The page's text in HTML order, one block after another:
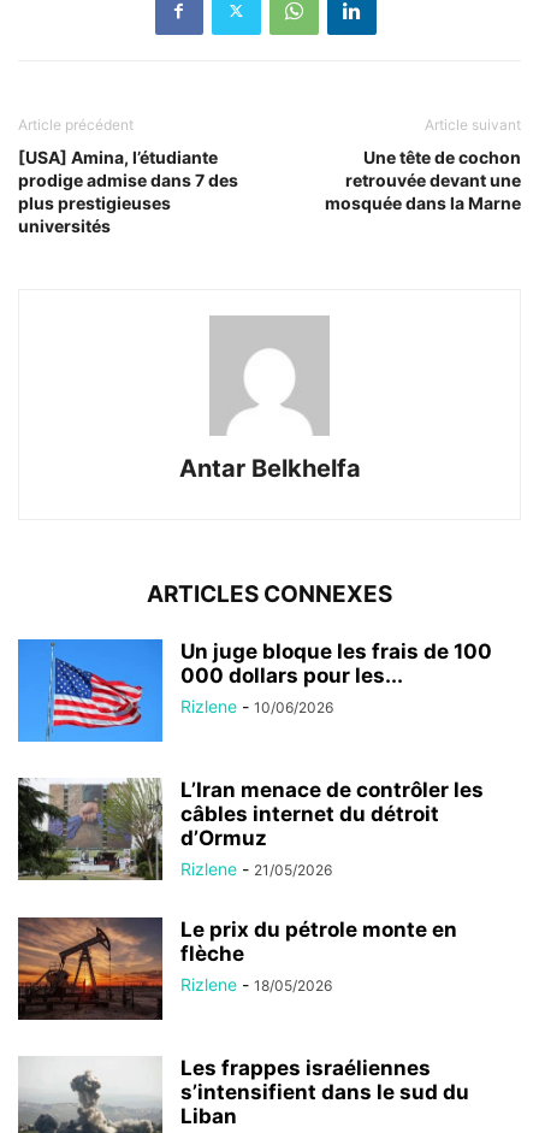
Article précédent
[USA] Amina, l’étudiante
prodige admise dans 7 des
plus prestigieuses
universités
Article suivant
Une tête de cochon
retrouvée devant une
mosquée dans la Marne
Antar Belkhelfa
ARTICLES CONNEXES
Un juge bloque les frais de 100
000 dollars pour les...
Rizlene - 10/06/2026
L’Iran menace de contrôler les
câbles internet du détroit
d’Ormuz
Rizlene - 21/05/2026
Le prix du pétrole monte en
flèche
Rizlene - 18/05/2026
Les frappes israéliennes
s’intensifient dans le sud du
Liban